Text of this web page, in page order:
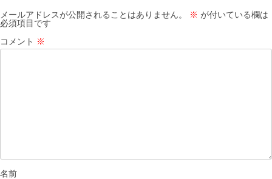
シ
ョ
ン
メールアドレスが公開されることはありません。 ※ が付いている欄は
必須項目です
コメント ※
名前